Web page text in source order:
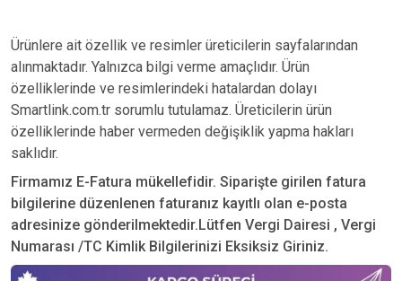
Ürünlere ait özellik ve resimler üreticilerin sayfalarından
alınmaktadır. Yalnızca bilgi verme amaçlıdır. Ürün
özelliklerinde ve resimlerindeki hatalardan dolayı
Smartlink.com.tr sorumlu tutulamaz. Üreticilerin ürün
özelliklerinde haber vermeden değişiklik yapma hakları
saklıdır.
Firmamız E-Fatura mükellefidir. Siparişte girilen fatura
bilgilerine düzenlenen faturanız kayıtlı olan e-posta
adresinize gönderilmektedir.Lütfen Vergi Dairesi , Vergi
Numarası /TC Kimlik Bilgilerinizi Eksiksiz Giriniz.